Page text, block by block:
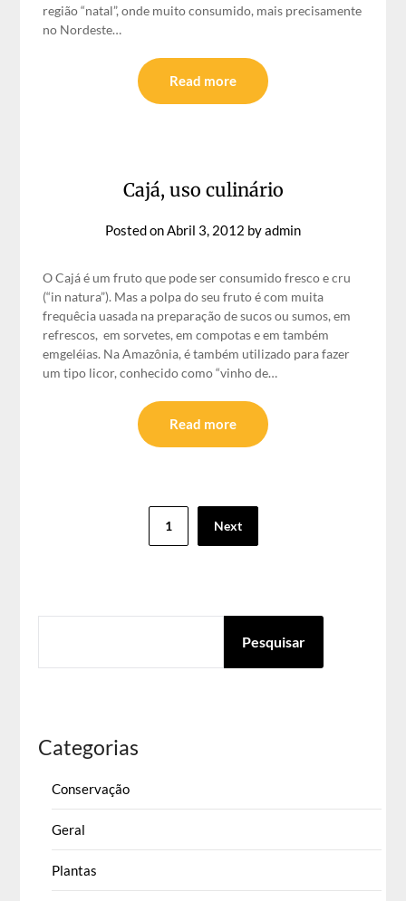
região “natal”, onde muito consumido, mais precisamente
no Nordeste…
Read more
Cajá, uso culinário
Posted onAbril 3, 2012 byadmin
O Cajá é um fruto que pode ser consumido fresco e cru
(“in natura”). Mas a polpa do seu fruto é com muita
frequêcia uasada na preparação de sucos ou sumos, em
refrescos, em sorvetes, em compotas e em também
emgeléias. Na Amazônia, é também utilizado para fazer
um tipo licor, conhecido como “vinho de…
Read more
1 Next
Pesquisar
Categorias
Conservação
Geral
Plantas